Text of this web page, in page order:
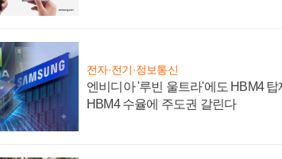
전자·전기·정보통신
엔비디아 '루빈 울트라'에도 HBM4
HBM4 수율에 주도권 갈린다